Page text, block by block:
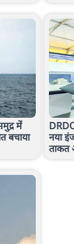
में
बचाया
नया
ताकत